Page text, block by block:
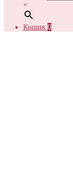
×
Кошик 0